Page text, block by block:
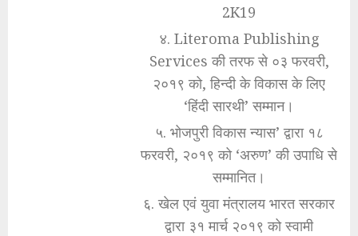
2K19
४. Literoma Publishing
Services की तरफ से ०३ फरवरी,
२०१९ को, हिन्दी के विकास के लिए
‘हिंदी सारथी’ सम्मान।
५. भोजपुरी विकास न्यास’ द्वारा १८
फरवरी, २०१९ को ‘अरुण’ की उपाधि से
सम्मानित।
६. खेल एवं युवा मंत्रालय भारत सरकार
द्वारा ३१ मार्च २०१९ को स्वामी